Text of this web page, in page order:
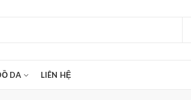
DA LIÊN HỆ